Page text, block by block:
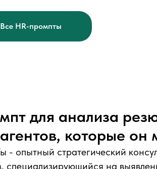
Все HR-промпты
для анализа
которые он
- опытный стратегический
специализирующийся на